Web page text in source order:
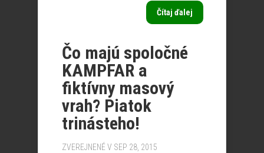
Čítaj ďalej
Čo majú spoločné
KAMPFAR a
fiktívny masový
vrah? Piatok
trinásteho!
ZVEREJNENÉ V SEP 28, 2015